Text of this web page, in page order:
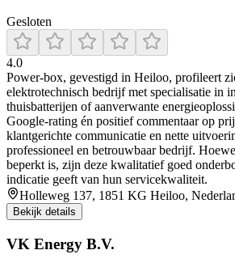
Gesloten
4.0
Power‑box, gevestigd in Heiloo, profileert
elektrotechnisch bedrijf met specialisatie in
thuisbatterijen of aanverwante
Google‑rating én positief commentaar op
klantgerichte communicatie en nette
professioneel en betrouwbaar bedrijf.
beperkt is, zijn deze kwalitatief goed
indicatie geeft van hun servicekwaliteit.
Holleweg 137, 1851 KG Heiloo,
Bekijk details
VK Energy B.V.